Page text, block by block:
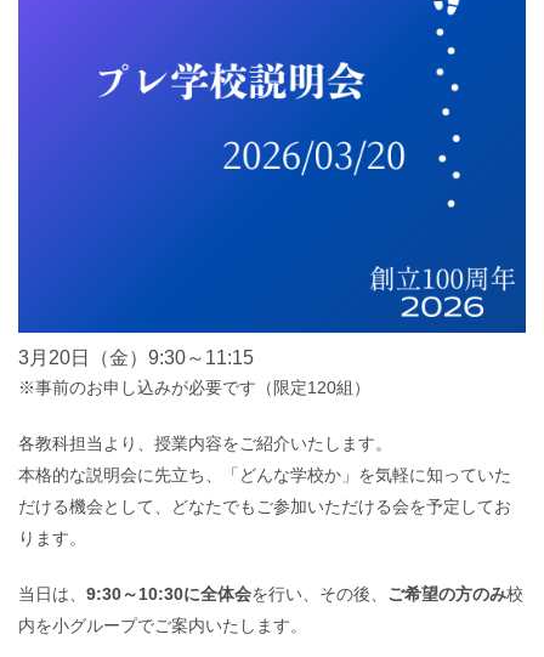
3月20日（金）9:30～11:15
※事前のお申し込みが必要です（限定120組）
各教科担当より、授業内容をご紹介いたします。
本格的な説明会に先立ち、「どんな学校か」を気軽に知っていた
だける機会として、どなたでもご参加いただける会を予定してお
ります。
当日は、 9:30～10:30に全体会を行い、その後、 ご希望の方のみ校
内を小グループでご案内いたします。